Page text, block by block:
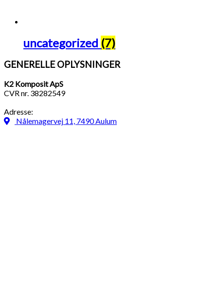
uncategorized (7)
GENERELLE OPLYSNINGER
K2 Komposit ApS
CVR nr. 38282549
Adresse:
Nålemagervej 11, 7490 Aulum